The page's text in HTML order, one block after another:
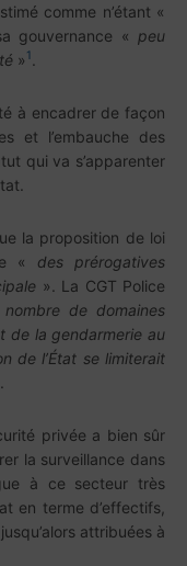
comme n’étant «
gouvernance « peu
» 1 .
à encadrer de façon
et l’embauche des
qui va s’apparenter
la proposition de loi
« des prérogatives
». La CGT Police
de domaines
de la gendarmerie au
de l’État se limiterait
privée a bien sûr
la surveillance dans
à ce secteur très
en terme d’effectifs,
attribuées à